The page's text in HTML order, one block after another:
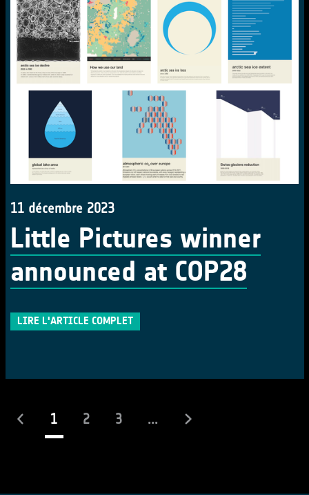
11 décembre 2023
Little Pictures winner
announced at COP28
LIRE L'ARTICLE COMPLET
1(actuel)
2 3 ...